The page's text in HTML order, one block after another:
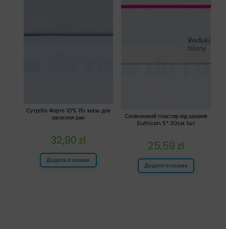
Силіконовий пластир від шрамів
Sutricon 5* 30см 1шт
25,59 zł
Додати в кошик
СутріХіл Форте 10% 15г мазь для
загоєння ран
32,90 zł
Додати в кошик